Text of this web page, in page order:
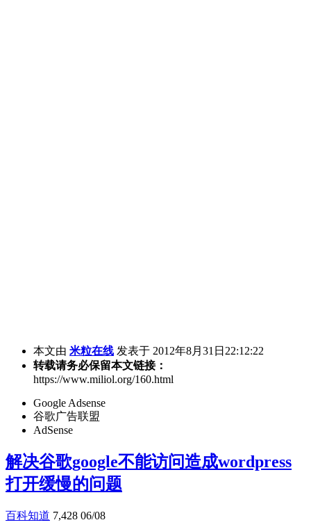
本文由 米粒在线 发表于 2012年8月31日22:12:22
转载请务必保留本文链接：
https://www.miliol.org/160.html
Google Adsense
谷歌广告联盟
AdSense
解决谷歌google不能访问造成wordpress
打开缓慢的问题
百科知道 7,428 06/08